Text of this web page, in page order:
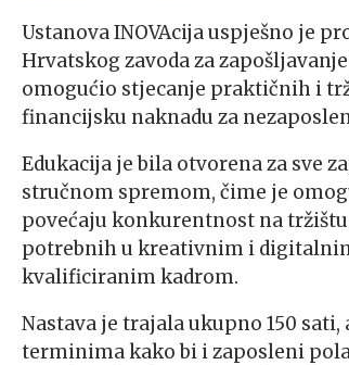
Ustanova INOVAcija uspješno je
Hrvatskog zavoda za
omogućio stjecanje praktičnih i
financijsku naknadu za
Edukacija je bila otvorena za sve
stručnom spremom, čime je
povećaju konkurentnost na
potrebnih u kreativnim i
kvalificiranim kadrom.
Nastava je trajala ukupno 150
terminima kako bi i zaposleni